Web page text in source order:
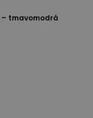
– tmavomodrá